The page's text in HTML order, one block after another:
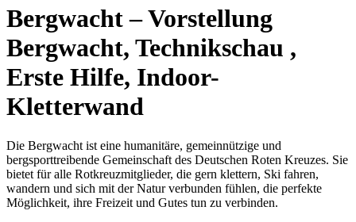
Bergwacht – Vorstellung
Bergwacht, Technikschau ,
Erste Hilfe, Indoor-
Kletterwand
Die Bergwacht ist eine humanitäre, gemeinnützige und
bergsporttreibende Gemeinschaft des Deutschen Roten Kreuzes. Sie
bietet für alle Rotkreuzmitglieder, die gern klettern, Ski fahren,
wandern und sich mit der Natur verbunden fühlen, die perfekte
Möglichkeit, ihre Freizeit und Gutes tun zu verbinden.